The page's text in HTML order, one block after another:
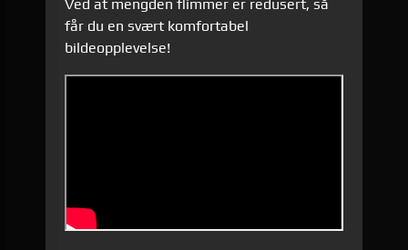
Ved at mengden flimmer er redusert, så
får du en svært komfortabel
bildeopplevelse!